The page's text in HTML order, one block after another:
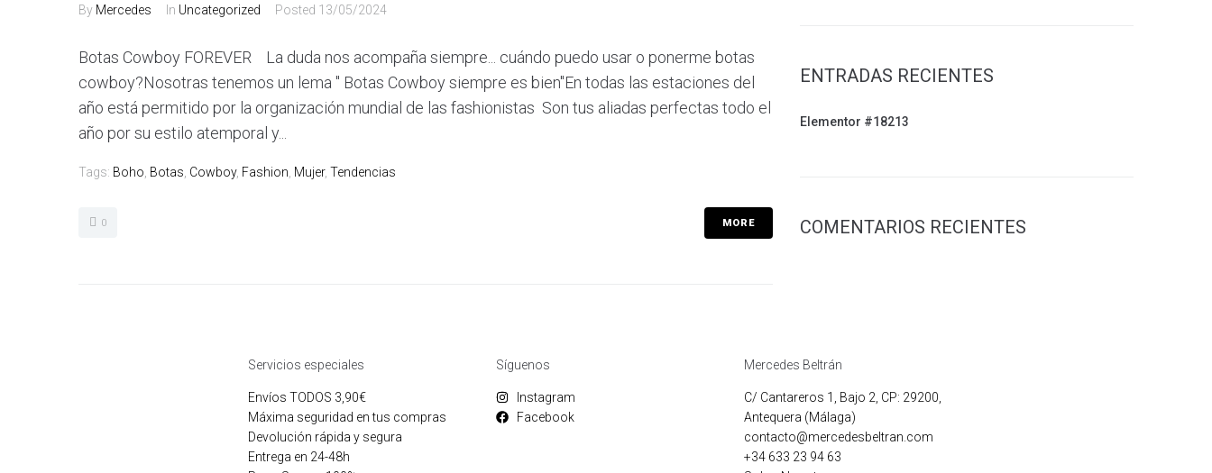
By Mercedes In Uncategorized Posted 13/05/2024
Botas Cowboy FOREVER La duda nos acompaña siempre... cuándo puedo usar o ponerme botas
cowboy?Nosotras tenemos un lema " Botas Cowboy siempre es bien"En todas las estaciones del
año está permitido por la organización mundial de las fashionistas Son tus aliadas perfectas todo el
año por su estilo atemporal y...
Tags: Boho, Botas, Cowboy, Fashion, Mujer, Tendencias
0 MORE
ENTRADAS RECIENTES
Elementor #18213
COMENTARIOS RECIENTES
Servicios especiales
Envíos TODOS 3,90€
Máxima seguridad en tus compras
Devolución rápida y segura
Entrega en 24-48h
Síguenos
Instagram
Facebook
Mercedes Beltrán
C/ Cantareros 1, Bajo 2, CP: 29200,
Antequera (Málaga)
contacto@mercedesbeltran.com
+34 633 23 94 63